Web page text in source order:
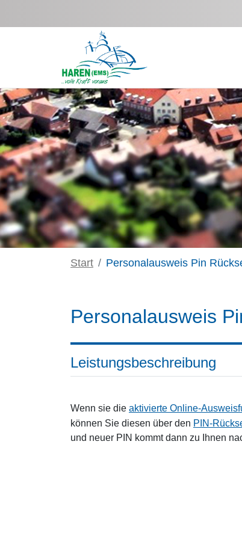
Start Personalausweis Pin
Personalausweis
Leistungsbeschreibung
Wenn sie die aktivierte Online-
können Sie diesen über den PIN-
und neuer PIN kommt dann zu Ihnen